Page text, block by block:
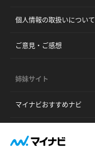
個人情報の取扱いについて
ご意見・ご感想
姉妹サイト
マイナビおすすめナビ